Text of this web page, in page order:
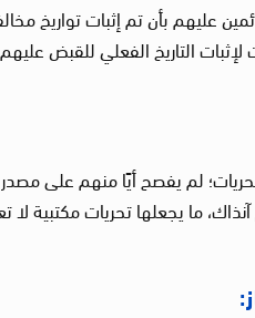
القائمين عليهم بأن تم إثبات تواريخ
التاريخ الفعلي للقبض
لم يفصح أيًا منهم على مصدر
ما يجعلها تحريات مكتبية لا